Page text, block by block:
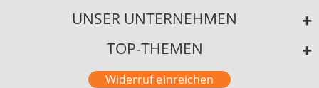
UNSER UNTERNEHMEN
TOP-THEMEN
Widerruf einreichen